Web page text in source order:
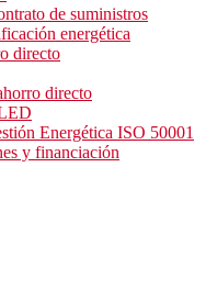
de suministros
energética
directo
directo
Energética ISO 50001
y financiación